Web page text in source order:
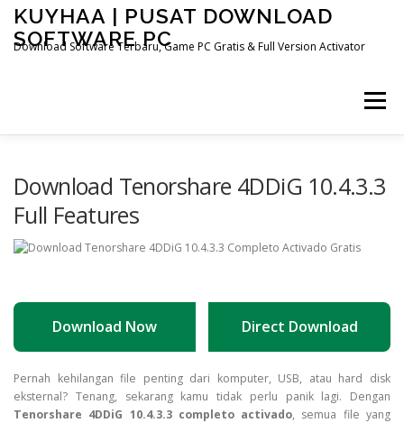
Skip
content
KUYHAA | PUSAT DOWNLOAD
SOFTWARE PC
Download Software Terbaru, Game PC Gratis & Full Version Activator
Menu
Download Tenorshare 4DDiG 10.4.3.3
Full Features
Download Now Direct Download
Download Tenorshare
Pernah kehilangan file penting dari komputer, USB, atau hard disk
eksternal? Tenang, sekarang kamu tidak perlu panik lagi. Dengan
Tenorshare 4DDiG 10.4.3.3 completo activado, semua file yang